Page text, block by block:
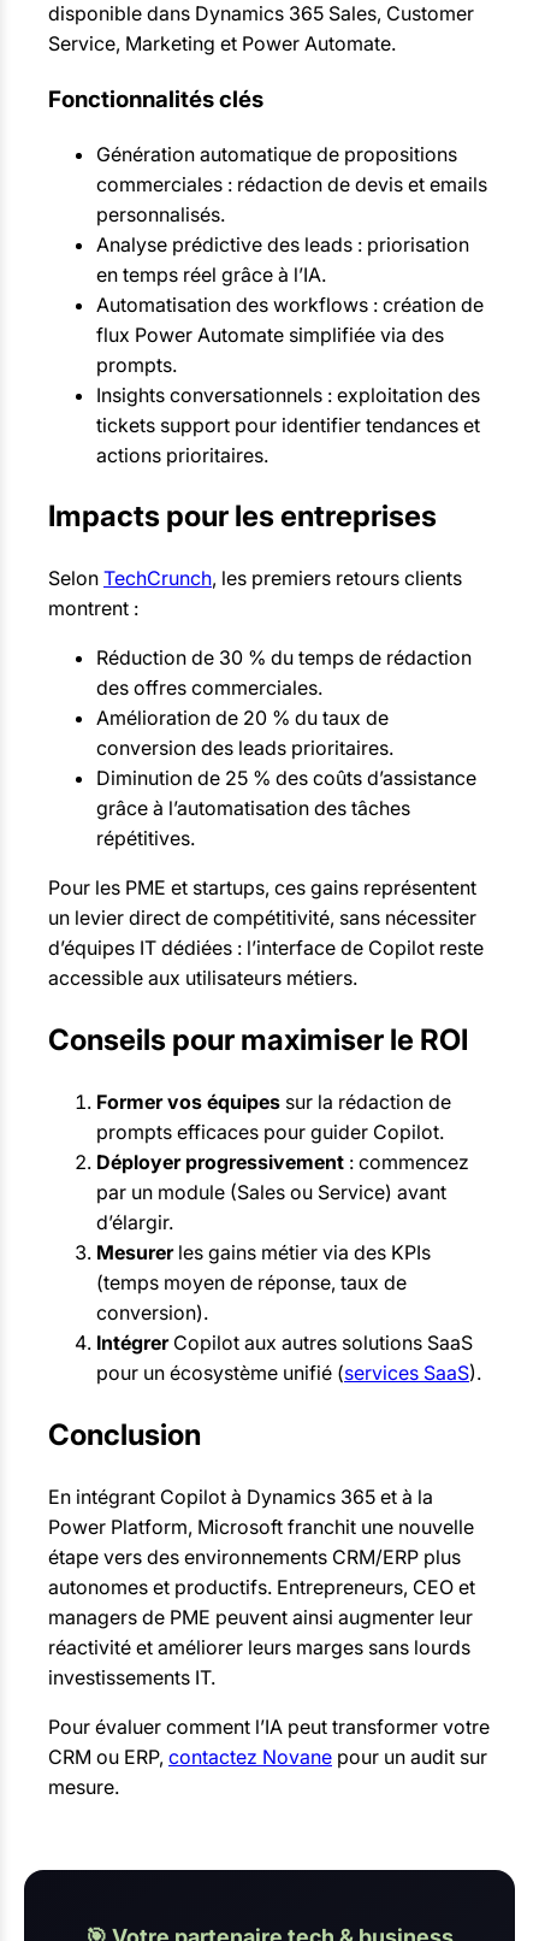
disponible dans Dynamics 365 Sales, Customer
Service, Marketing et Power Automate.
Fonctionnalités clés
Génération automatique de propositions
commerciales : rédaction de devis et emails
personnalisés.
Analyse prédictive des leads : priorisation
en temps réel grâce à l’IA.
Automatisation des workflows : création de
flux Power Automate simplifiée via des
prompts.
Insights conversationnels : exploitation des
tickets support pour identifier tendances et
actions prioritaires.
Impacts pour les entreprises
Selon TechCrunch, les premiers retours clients
montrent :
Réduction de 30 % du temps de rédaction
des offres commerciales.
Amélioration de 20 % du taux de
conversion des leads prioritaires.
Diminution de 25 % des coûts d’assistance
grâce à l’automatisation des tâches
répétitives.
Pour les PME et startups, ces gains représentent
un levier direct de compétitivité, sans nécessiter
d’équipes IT dédiées : l’interface de Copilot reste
accessible aux utilisateurs métiers.
Conseils pour maximiser le ROI
Former vos équipes sur la rédaction de
prompts efficaces pour guider Copilot.
Déployer progressivement : commencez
par un module (Sales ou Service) avant
d’élargir.
Mesurerles gains métier via des KPIs
(temps moyen de réponse, taux de
conversion).
IntégrerCopilot aux autres solutions SaaS
pour un écosystème unifié (services SaaS).
Conclusion
En intégrant Copilot à Dynamics 365 et à la
Power Platform, Microsoft franchit une nouvelle
étape vers des environnements CRM/ERP plus
autonomes et productifs. Entrepreneurs, CEO et
managers de PME peuvent ainsi augmenter leur
réactivité et améliorer leurs marges sans lourds
investissements IT.
Pour évaluer comment l’IA peut transformer votre
CRM ou ERP, contactez Novane pour un audit sur
mesure.